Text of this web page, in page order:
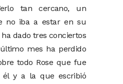
tan cercano, un
no iba a estar en su
dado tres conciertos
mes ha perdido
todo Rose que fue
él y a la que escribió